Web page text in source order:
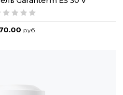
руб.